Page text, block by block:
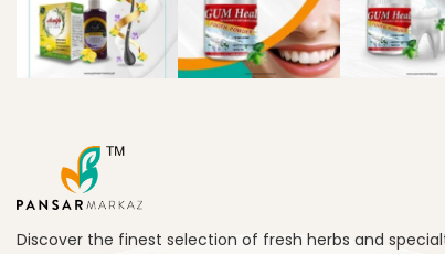
Discover the finest selection of fresh herbs and